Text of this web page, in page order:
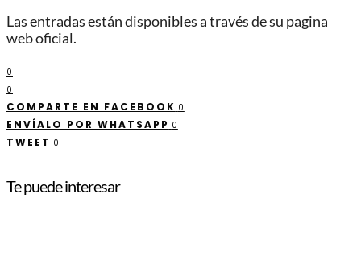
Las entradas están disponibles a través de su pagina
web oficial.
0
0
COMPARTE EN FACEBOOK 0
ENVÍALO POR WHATSAPP 0
TWEET 0
Te puede interesar